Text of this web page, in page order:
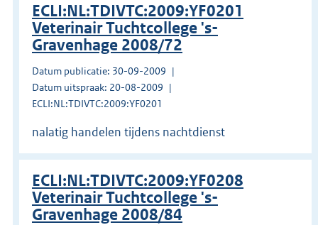
ECLI:NL:TDIVTC:2009:YF0201
Veterinair Tuchtcollege 's-
Gravenhage 2008/72
Datum publicatie: 30-09-2009
Datum uitspraak: 20-08-2009
ECLI:NL:TDIVTC:2009:YF0201
nalatig handelen tijdens nachtdienst
ECLI:NL:TDIVTC:2009:YF0208
Veterinair Tuchtcollege 's-
Gravenhage 2008/84